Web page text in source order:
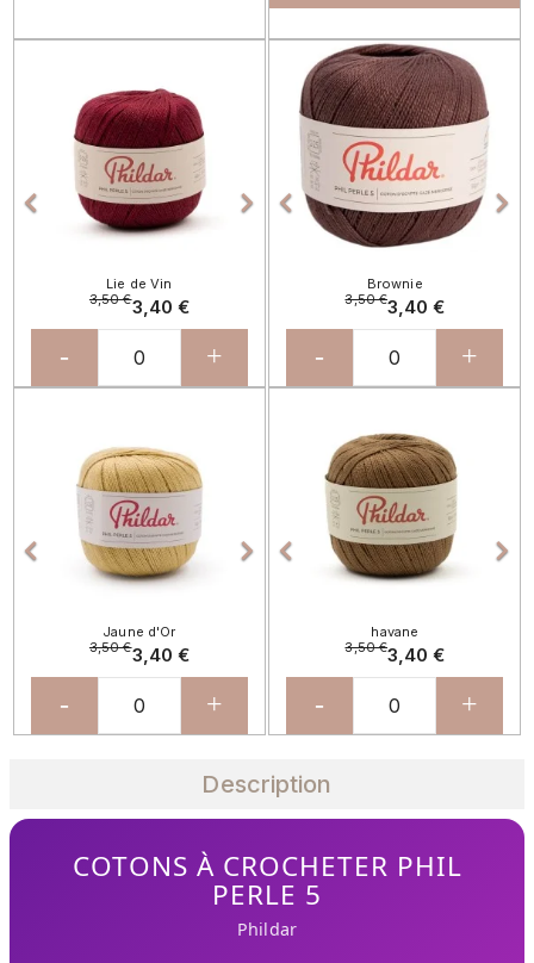
 
Suivant
Lie de Vin
3,50 €3,40 €
- +

Précédent

Brownie
3,50 €3,40 €
- +
 
Jaune d'Or
3,50 €3,40 €
- +
 
havane
3,50 €3,40 €
- +
Description
COTONS À CROCHETER PHIL
PERLE 5
Phildar